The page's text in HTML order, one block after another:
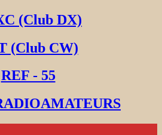
(Club DX)
(Club CW)
REF - 55